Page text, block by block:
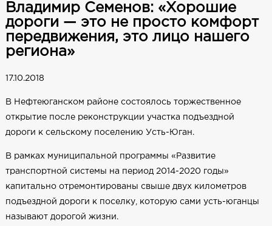
Владимир Семенов: «Хорошие
дороги — это не просто комфорт
передвижения, это лицо нашего
региона»
17.10.2018
В Нефтеюганском районе состоялось торжественное
открытие после реконструкции участка подъездной
дороги к сельскому поселению Усть-Юган.
В рамках муниципальной программы «Развитие
транспортной системы на период 2014-2020 годы»
капитально отремонтированы свыше двух километров
подъездной дороги к поселку, которую сами усть-юганцы
называют дорогой жизни.